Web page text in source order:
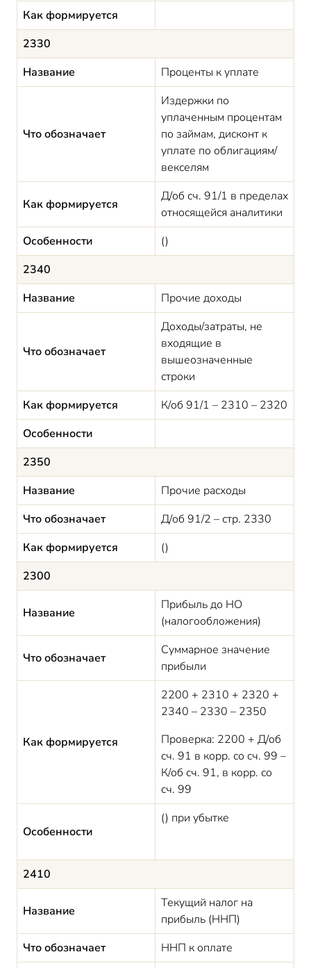
Как формируется
2330
Название
Проценты к уплате
Что обозначает
Издержки по
уплаченным процентам
по займам, дисконт к
уплате по облигациям/
векселям
Как формируется
Д/об сч. 91/1 в пределах
относящейся аналитики
Особенности
()
2340
Название
Прочие доходы
Что обозначает
Доходы/затраты, не
входящие в
вышеозначенные
строки
Как формируется
К/об 91/1 – 2310 – 2320
Особенности
2350
Название
Прочие расходы
Что обозначает
Д/об 91/2 – стр. 2330
Как формируется
()
2300
Название
Прибыль до НО
(налогообложения)
Что обозначает
Суммарное значение
прибыли
Как формируется
2200 + 2310 + 2320 +
2340 – 2330 – 2350
Проверка: 2200 + Д/об
сч. 91 в корр. со сч. 99 –
К/об сч. 91, в корр. со
сч. 99
Особенности
() при убытке
2410
Название
Текущий налог на
прибыль (ННП)
Что обозначает
ННП к оплате